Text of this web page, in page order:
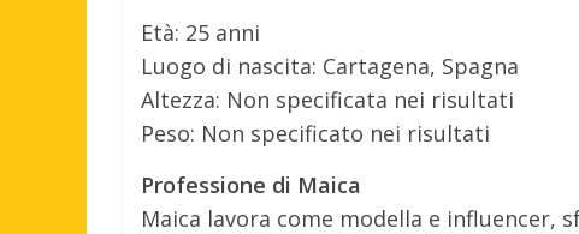
Età: 25 anni
Luogo di nascita: Cartagena, Spagna
Altezza: Non specificata nei risultati
Peso: Non specificato nei risultati
Professione di Maica
Maica lavora come modella e influencer,